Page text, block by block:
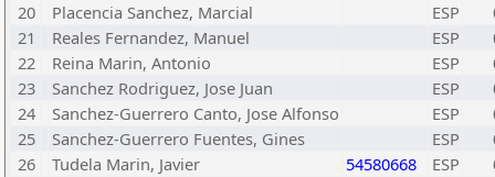
20
Placencia Sanchez, Marcial ESP
21
Reales Fernandez, Manuel ESP
22
Reina Marin, Antonio ESP
23
Sanchez Rodriguez, Jose Juan ESP
24
Sanchez-Guerrero Canto, Jose Alfonso ESP
25
Sanchez-Guerrero Fuentes, Gines ESP
26
Tudela Marin, Javier 54580668 ESP